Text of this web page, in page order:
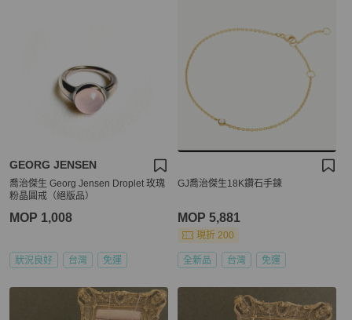
GEORG JENSEN
喬治傑生 Georg Jensen Droplet 玫瑰
粉晶圓戒（絕版品）
MOP 1,008
狀況良好 台灣 免運
GJ喬治傑生18K鑽石手鍊
MOP 5,881
現折 200
全新品 台灣 免運